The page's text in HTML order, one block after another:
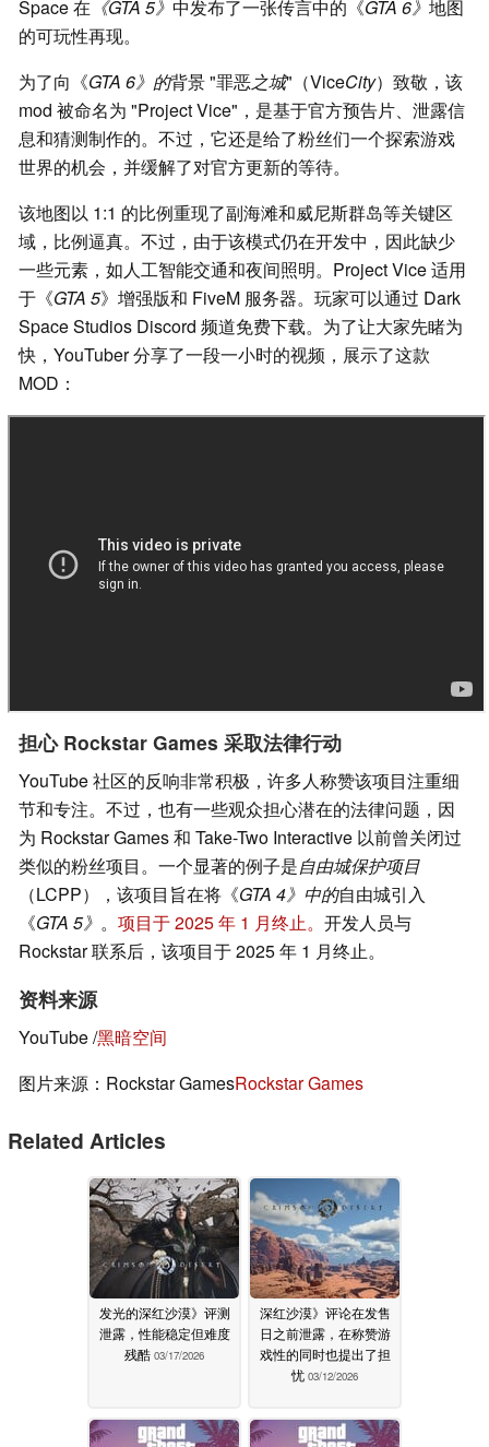
Space 在 《GTA 5》 中发布了一张传言中的《GTA 6》 地图
的可玩性再现。
为了向《GTA 6》的背景 "罪恶之城"（ViceCity）致敬，该
mod 被命名为 "Project Vice"，是基于官方预告片、泄露信
息和猜测制作的。不过，它还是给了粉丝们一个探索游戏
世界的机会，并缓解了对官方更新的等待。
该地图以 1:1 的比例重现了副海滩和威尼斯群岛等关键区
域，比例逼真。不过，由于该模式仍在开发中，因此缺少
一些元素，如人工智能交通和夜间照明。Project Vice 适用
于《GTA 5》增强版和 FiveM 服务器。玩家可以通过 Dark
Space Studios Discord 频道免费下载。为了让大家先睹为
快，YouTuber 分享了一段一小时的视频，展示了这款
MOD：
担心 Rockstar Games 采取法律行动
YouTube 社区的反响非常积极，许多人称赞该项目注重细
节和专注。不过，也有一些观众担心潜在的法律问题，因
为 Rockstar Games 和 Take-Two Interactive 以前曾关闭过
类似的粉丝项目。一个显著的例子是自由城保护项目
（LCPP），该项目旨在将《GTA 4》中的自由城引入
《GTA 5》 。 项目于 2025 年 1 月终止。 开发人员与
Rockstar 联系后，该项目于 2025 年 1 月终止。
资料来源
YouTube /黑暗空间
图片来源：Rockstar GamesRockstar Games
Related Articles
发光的深红沙漠》评测
泄露，性能稳定但难度
残酷 03/17/2026
深红沙漠》评论在发售
日之前泄露，在称赞游
戏性的同时也提出了担
忧 03/12/2026